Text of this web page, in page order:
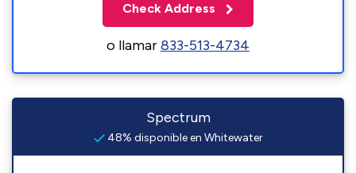
Check Address
o llamar833-513-4734
Spectrum
48% disponible en Whitewater